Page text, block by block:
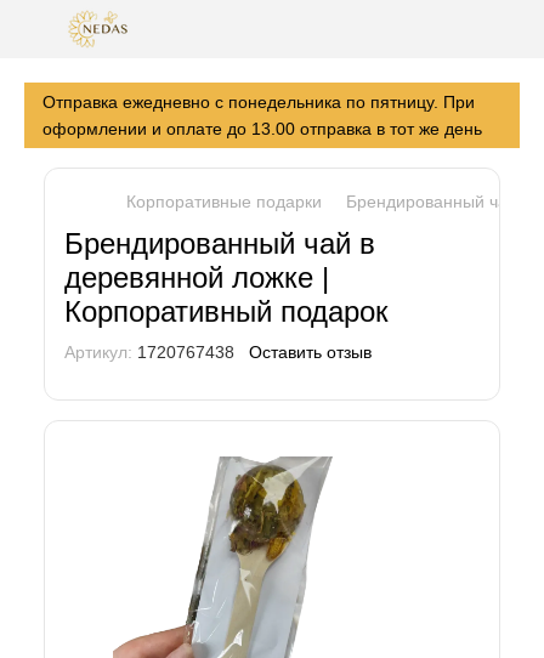
Отправка ежедневно с понедельника по пятницу. При
оформлении и оплате до 13.00 отправка в тот же день
Корпоративные подарки Брендированный чай в
Брендированный чай в
деревянной ложке |
Корпоративный подарок
Артикул: 1720767438 Оставить отзыв